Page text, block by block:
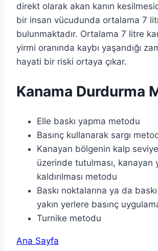
direkt olarak akan kanın
bir insan vücudunda ortalama 7
bulunmaktadır. Ortalama 7 litre
yirmi oranında kaybı yaşandığı
hayati bir riski ortaya çıkar.
Kanama Durdurma
Elle baskı yapma metodu
Basınç kullanarak sargı
Kanayan bölgenin kalp
üzerinde tutulması, kanayan
kaldırılması metodu
Baskı noktalarına ya da
yakın yerlere basınç
Turnike metodu
Ana Sayfa